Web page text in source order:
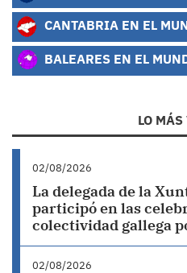
CANTABRIA EN EL
BALEARES EN EL
LO
02/08/2026
La delegada de la
participó en las
colectividad gallega
02/08/2026